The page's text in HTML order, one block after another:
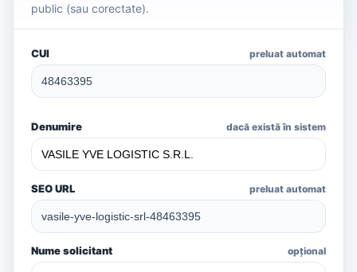
public (sau corectate).
CUI preluat automat
Denumire dacă există în sistem
SEO URL preluat automat
Nume solicitant opțional